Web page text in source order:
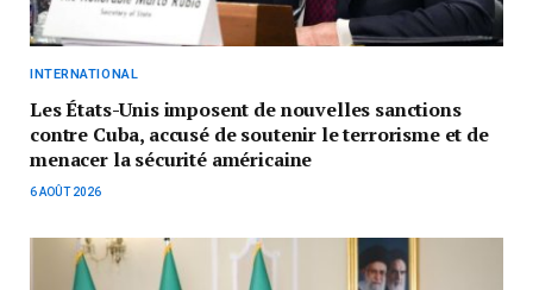
INTERNATIONAL
Les États-Unis imposent de nouvelles sanctions
contre Cuba, accusé de soutenir le terrorisme et de
menacer la sécurité américaine
6 AOÛT 2026